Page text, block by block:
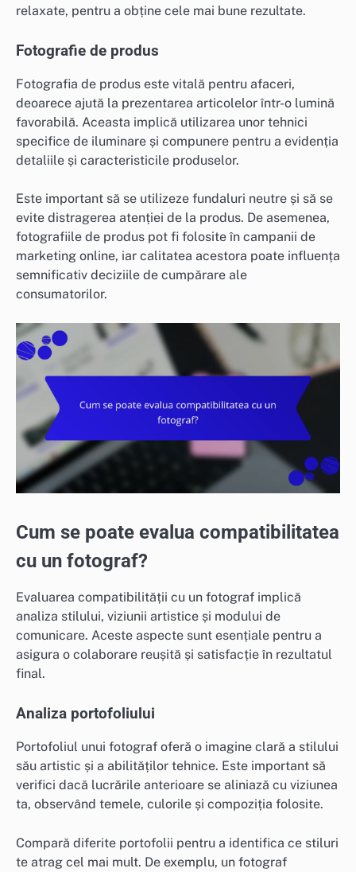
relaxate, pentru a obține cele mai bune rezultate.
Fotografie de produs
Fotografia de produs este vitală pentru afaceri,
deoarece ajută la prezentarea articolelor într-o lumină
favorabilă. Aceasta implică utilizarea unor tehnici
specifice de iluminare și compunere pentru a evidenția
detaliile și caracteristicile produselor.
Este important să se utilizeze fundaluri neutre și să se
evite distragerea atenției de la produs. De asemenea,
fotografiile de produs pot fi folosite în campanii de
marketing online, iar calitatea acestora poate influența
semnificativ deciziile de cumpărare ale
consumatorilor.
Cum se poate evalua compatibilitatea
cu un fotograf?
Evaluarea compatibilității cu un fotograf implică
analiza stilului, viziunii artistice și modului de
comunicare. Aceste aspecte sunt esențiale pentru a
asigura o colaborare reușită și satisfacție în rezultatul
final.
Analiza portofoliului
Portofoliul unui fotograf oferă o imagine clară a stilului
său artistic și a abilităților tehnice. Este important să
verifici dacă lucrările anterioare se aliniază cu viziunea
ta, observând temele, culorile și compoziția folosite.
Compară diferite portofolii pentru a identifica ce stiluri
te atrag cel mai mult. De exemplu, un fotograf